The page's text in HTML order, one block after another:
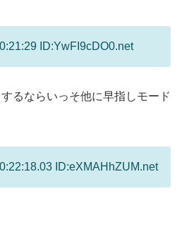
ID:YwFI9cDO0.net
るならいっそ他に早指しモード
ID:eXMAHhZUM.net